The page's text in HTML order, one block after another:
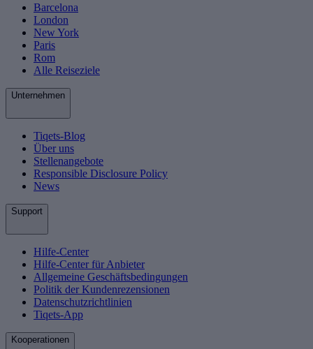
Barcelona
London
New York
Paris
Rom
Alle Reiseziele
Unternehmen
Tiqets-Blog
Über uns
Stellenangebote
Responsible Disclosure Policy
News
Support
Hilfe-Center
Hilfe-Center für Anbieter
Allgemeine Geschäftsbedingungen
Politik der Kundenrezensionen
Datenschutzrichtlinien
Tiqets-App
Kooperationen